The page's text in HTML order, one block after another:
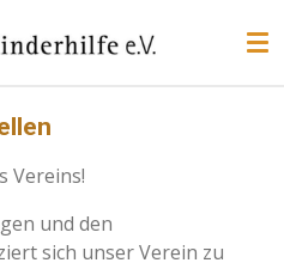
Vereins!
und den
sich unser Verein zu